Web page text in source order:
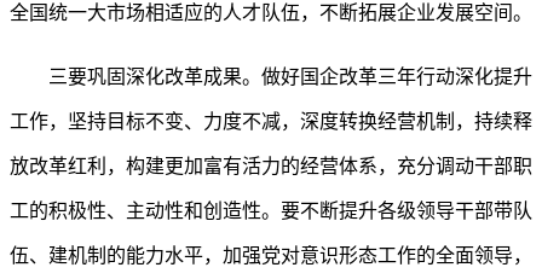
全国统一大市场相适应的人才队伍，不断拓展企业发展空间。
三要巩固深化改革成果。 做好国企改革三年行动深化提升
工作，坚持目标不变、力度不减，深度转换经营机制，持续释
放改革红利，构建更加富有活力的经营体系，充分调动干部职
工的积极性、主动性和创造性。要不断提升各级领导干部带队
伍、建机制的能力水平，加强党对意识形态工作的全面领导，